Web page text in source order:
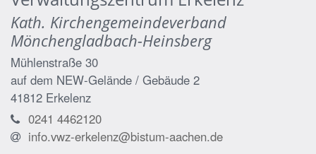
Kath. Kirchengemeindeverband
Mönchengladbach-Heinsberg
Mühlenstraße 30
auf dem NEW-Gelände / Gebäude 2
41812 Erkelenz
0241 4462120
info.vwz-erkelenz@bistum-aachen.de